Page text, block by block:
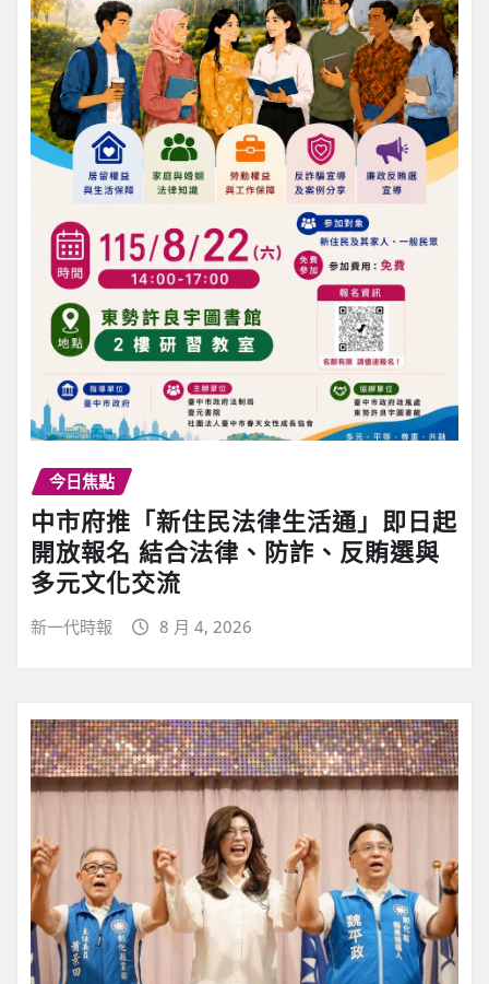
今日焦點
中市府推「新住民法律生活通」即日起
開放報名 結合法律、防詐、反賄選與
多元文化交流
新一代時報 8 月 4, 2026